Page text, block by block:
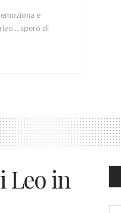
e
spero di
Leo in